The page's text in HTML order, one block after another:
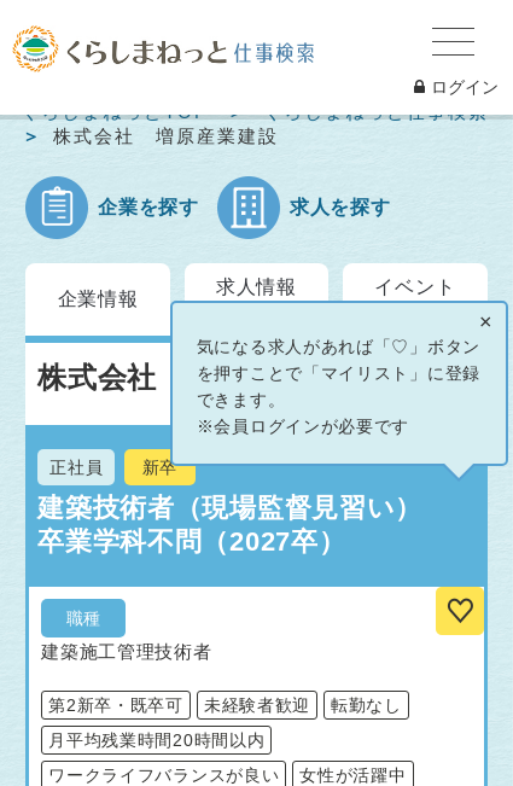
ログイン
くらしまねっとTOP
くらしまねっと仕事検索
株式会社 増原産業建設
企業を探す 求人を探す
企業情報
求人情報
イベント
株式会社 増原産業建設
正社員 新卒
建築技術者（現場監督見習い）
卒業学科不問（2027卒）
職種
建築施工管理技術者
第2新卒・既卒可 未経験者歓迎
転勤なし
月平均残業時間20時間以内
ワークライフバランスが良い
女性が活躍中
×
気になる求人があれば「♡」ボタン
を押すことで「マイリスト」に登録
できます。
※会員ログインが必要です